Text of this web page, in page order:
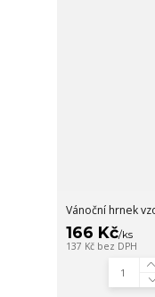
Vánoční hrnek
166 Kč/ks
137 Kč bez DPH